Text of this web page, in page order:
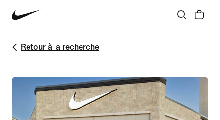
Retour à la recherche